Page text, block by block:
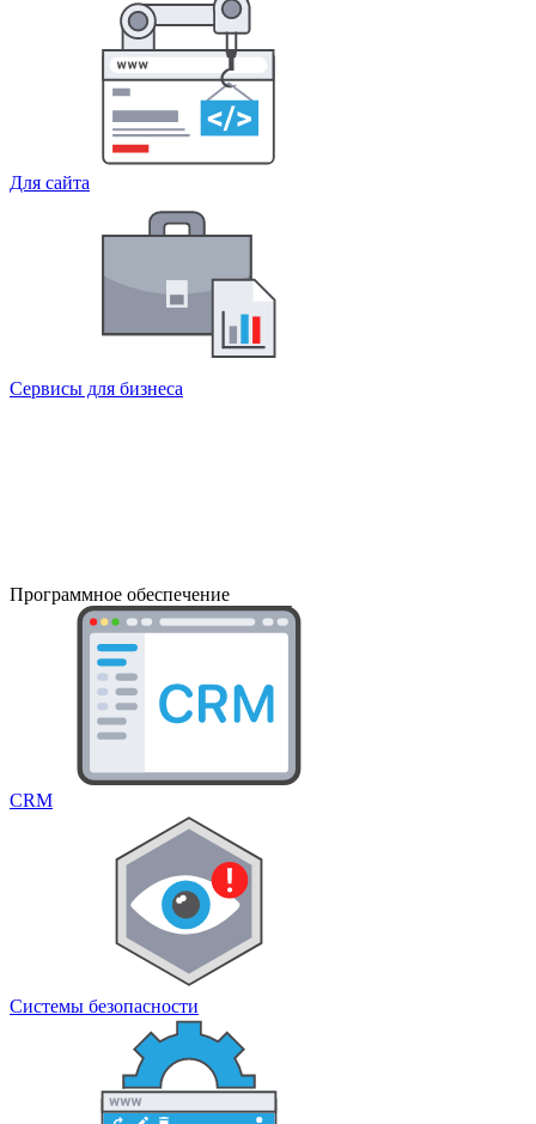
Для сайта
Сервисы для бизнеса
Программное обеспечение
CRM
Системы безопасности